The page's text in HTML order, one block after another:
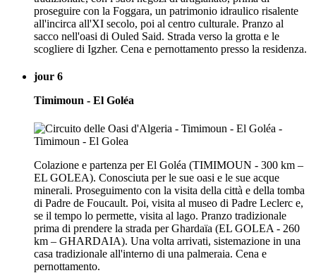
proseguire con la Foggara, un patrimonio idraulico risalente
all'incirca all'XI secolo, poi al centro culturale. Pranzo al
sacco nell'oasi di Ouled Said. Strada verso la grotta e le
scogliere di Igzher. Cena e pernottamento presso la residenza.
jour 6
Timimoun - El Goléa
Colazione e partenza per El Goléa (TIMIMOUN - 300 km –
EL GOLEA). Conosciuta per le sue oasi e le sue acque
minerali. Proseguimento con la visita della città e della tomba
di Padre de Foucault. Poi, visita al museo di Padre Leclerc e,
se il tempo lo permette, visita al lago. Pranzo tradizionale
prima di prendere la strada per Ghardaïa (EL GOLEA - 260
km – GHARDAIA). Una volta arrivati, sistemazione in una
casa tradizionale all'interno di una palmeraia. Cena e
pernottamento.